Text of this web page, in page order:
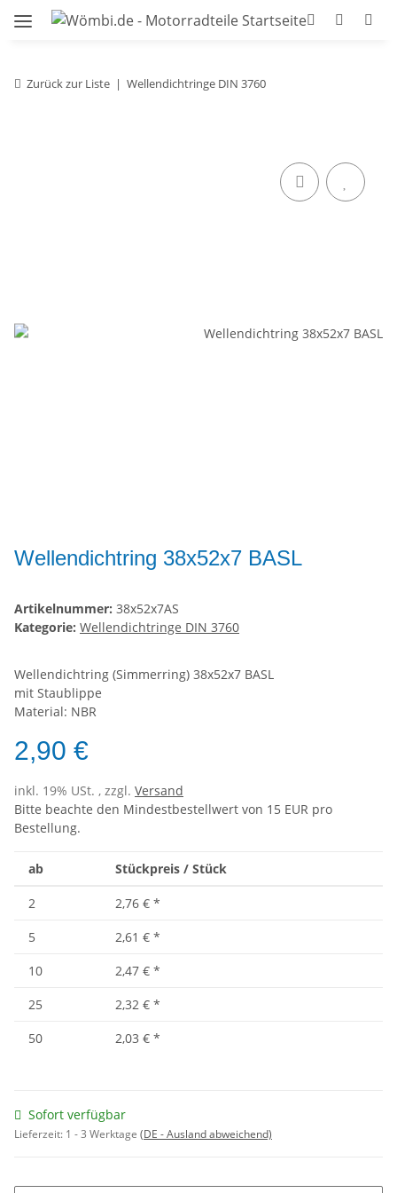
Zurück zur Liste Wellendichtringe DIN 3760
Wellendichtring 38x52x7 BASL
Artikelnummer: 38x52x7AS
Kategorie: Wellendichtringe DIN 3760
Wellendichtring (Simmerring) 38x52x7 BASL
mit Staublippe
Material: NBR
2,90 €
inkl. 19% USt. , zzgl. Versand
Bitte beachte den Mindestbestellwert von 15 EUR pro
Bestellung.
ab Stückpreis / Stück
2 2,76 € *
5
2,61 € *
10
2,47 € *
25
2,32 € *
50
2,03 € *
Sofort verfügbar
Lieferzeit: 1 - 3 Werktage (DE - Ausland abweichend)